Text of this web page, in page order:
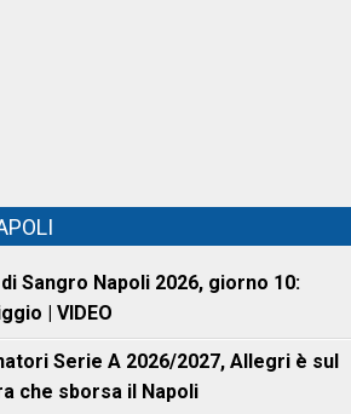
Sangro Napoli 2026, giorno 10:
| VIDEO
Serie A 2026/2027, Allegri è sul
che sborsa il Napoli